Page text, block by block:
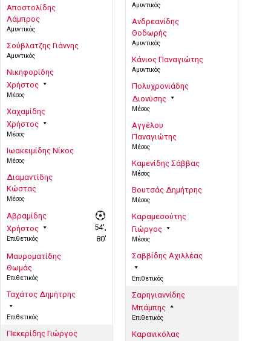
Αποστολίδης
Λάμπρος
Αμυντικός
Σούβλατζης Γιάννης
Αμυντικός
Νικηφορίδης
Χρήστος
Μέσος
Χαχαμίδης
Χρήστος
Μέσος
Ιωακειμίδης Νίκος
Μέσος
Διαμαντίδης
Κώστας
Μέσος
Αβραμίδης
Χρήστος
Επιθετικός
54',
80'
Μαυροματίδης
Θωμάς
Επιθετικός
Ταχάτος Δημήτρης
Επιθετικός
Πεκερίδης Γιώργος
Αμυντικός
Ανδρεανίδης
Θοδωρής
Αμυντικός
Κάνιος Παναγιώτης
Αμυντικός
Πολυχρονιάδης
Διονύσης
Μέσος
Αγγέλου
Παναγιώτης
Μέσος
Καμενίδης Σάββας
Μέσος
Βουτσάς Δημήτρης
Μέσος
Καραμεσούτης
Γιώργος
Μέσος
Σαββίδης Αχιλλέας
Επιθετικός
Σαρηγιαννίδης
Μπάμπης
Επιθετικός
Καρανικόλας